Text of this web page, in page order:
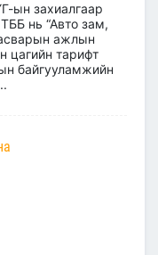
ын захиалгаар
нь “Авто зам,
ажлын
цагийн тарифт
байгууламжийн